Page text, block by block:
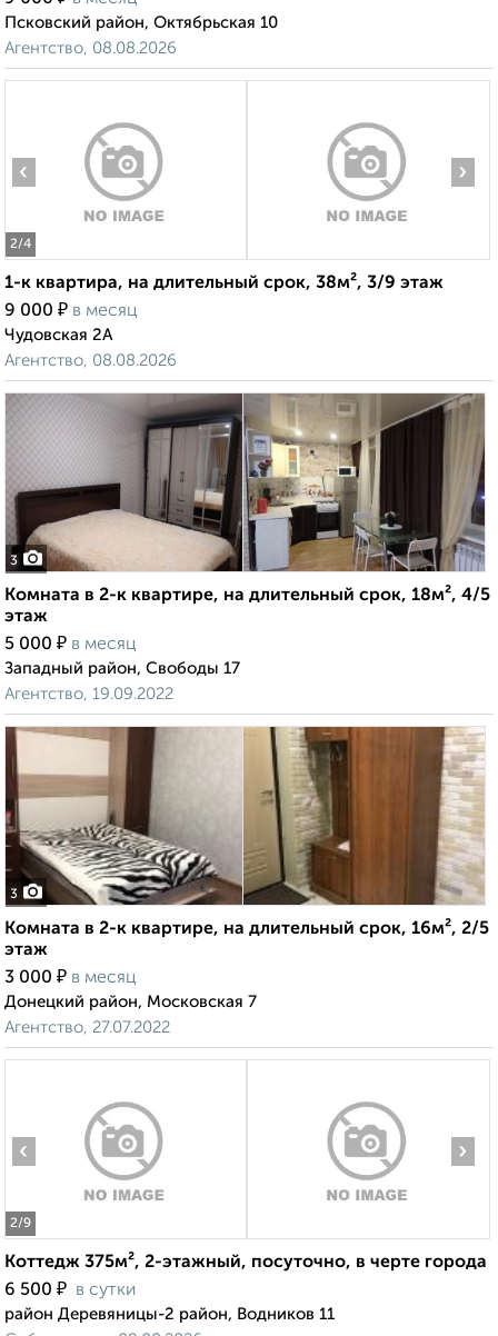
Псковский район, Октябрьская 10
Агентство, 08.08.2026
2/4
‹ ›
1-к квартира, на длительный срок, 38м², 3/9 этаж
9 000 ₽ в месяц
Чудовская 2А
Агентство, 08.08.2026
3
Комната в 2-к квартире, на длительный срок, 18м², 4/5
этаж
5 000 ₽ в месяц
Западный район, Свободы 17
Агентство, 19.09.2022
3
Комната в 2-к квартире, на длительный срок, 16м², 2/5
этаж
3 000 ₽ в месяц
Донецкий район, Московская 7
Агентство, 27.07.2022
2/9
‹ ›
Коттедж 375м², 2-этажный, посуточно, в черте города
6 500 ₽ в сутки
район Деревяницы-2 район, Водников 11